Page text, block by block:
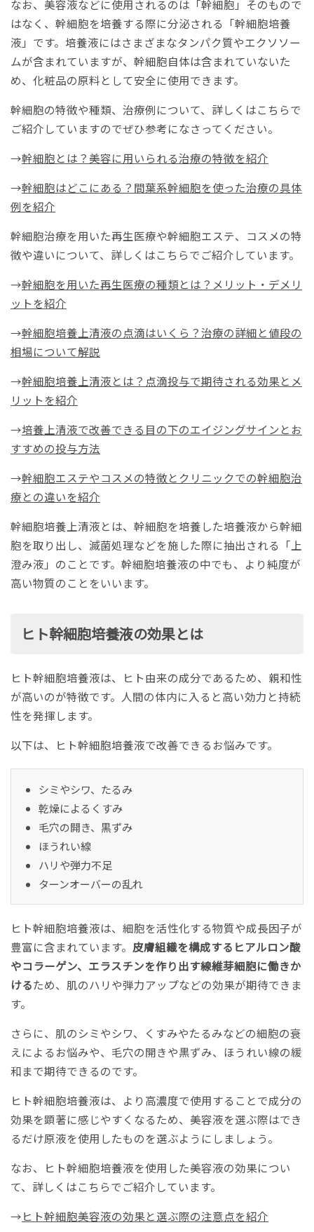
なお、美容液などに使用されるのは「幹細胞」そのもので
はなく、幹細胞を培養する際に分泌される「幹細胞培養
液」です。培養液にはさまざまなタンパク質やエクソソー
ムが含まれていますが、幹細胞自体は含まれていないた
め、化粧品の原料として安全に使用できます。
幹細胞の特徴や種類、治療例について、詳しくはこちらで
ご紹介していますのでぜひ参考になさってください。
→幹細胞とは？美容に用いられる治療の特徴を紹介
→幹細胞はどこにある？間葉系幹細胞を使った治療の具体
例を紹介
幹細胞治療を用いた再生医療や幹細胞エステ、コスメの特
徴や違いについて、詳しくはこちらでご紹介しています。
→幹細胞を用いた再生医療の種類とは？メリット・デメリ
ットを紹介
→幹細胞培養上清液の点滴はいくら？治療の詳細と値段の
相場について解説
→幹細胞培養上清液とは？点滴投与で期待される効果とメ
リットを紹介
→培養上清液で改善できる目の下のエイジングサインとお
すすめの投与方法
→幹細胞エステやコスメの特徴とクリニックでの幹細胞治
療との違いを紹介
幹細胞培養上清液とは、幹細胞を培養した培養液から幹細
胞を取り出し、滅菌処理などを施した際に抽出される「上
澄み液」のことです。幹細胞培養液の中でも、より純度が
高い物質のことをいいます。
ヒト幹細胞培養液の効果とは
ヒト幹細胞培養液は、ヒト由来の成分であるため、親和性
が高いのが特徴です。人間の体内に入ると高い効力と持続
性を発揮します。
以下は、ヒト幹細胞培養液で改善できるお悩みです。
シミやシワ、たるみ
乾燥によるくすみ
毛穴の開き、黒ずみ
ほうれい線
ハリや弾力不足
ターンオーバーの乱れ
ヒト幹細胞培養液は、細胞を活性化する物質や成長因子が
豊富に含まれています。 皮膚組織を構成するヒアルロン酸
やコラーゲン、エラスチンを作り出す線維芽細胞に働きか
けるため、肌のハリや弾力アップなどの効果が期待できま
す。
さらに、肌のシミやシワ、くすみやたるみなどの細胞の衰
えによるお悩みや、毛穴の開きや黒ずみ、ほうれい線の緩
和まで期待できるのです。
ヒト幹細胞培養液は、より高濃度で使用することで成分の
効果を顕著に感じやすくなるため、美容液を選ぶ際はでき
るだけ原液を使用したものを選ぶようにしましょう。
なお、ヒト幹細胞培養液を使用した美容液の効果につい
て、詳しくはこちらでご紹介しています。
→ヒト幹細胞美容液の効果と選ぶ際の注意点を紹介